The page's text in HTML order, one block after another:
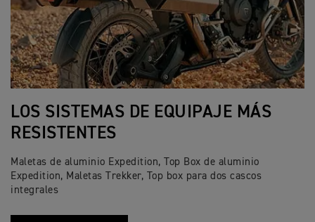
LOS SISTEMAS DE EQUIPAJE MÁS
RESISTENTES
Maletas de aluminio Expedition, Top Box de aluminio
Expedition, Maletas Trekker, Top box para dos cascos
integrales